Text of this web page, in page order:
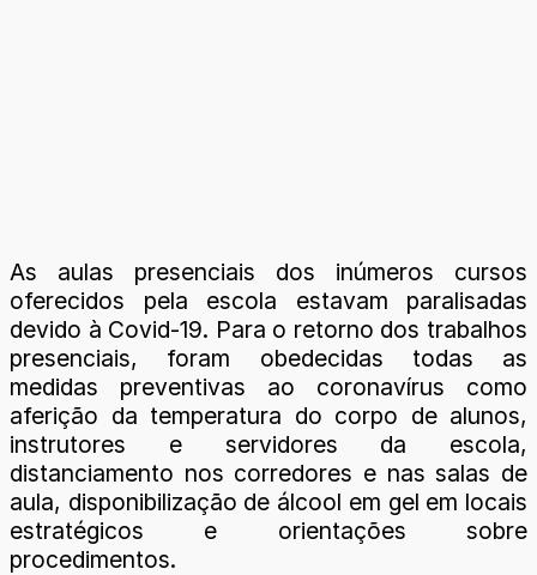
As aulas presenciais dos inúmeros cursos
oferecidos pela escola estavam paralisadas
devido à Covid-19. Para o retorno dos trabalhos
presenciais, foram obedecidas todas as
medidas preventivas ao coronavírus como
aferição da temperatura do corpo de alunos,
instrutores e servidores da escola,
distanciamento nos corredores e nas salas de
aula, disponibilização de álcool em gel em locais
estratégicos e orientações sobre
procedimentos.